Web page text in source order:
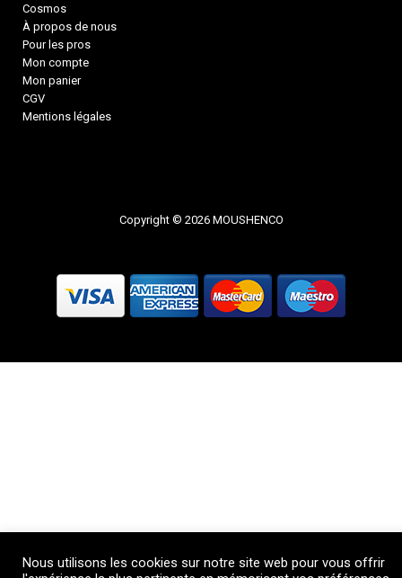
Cosmos
À propos de nous
Pour les pros
Mon compte
Mon panier
CGV
Mentions légales
Copyright © 2026 MOUSHENCO
Nous utilisons les cookies sur notre site web pour vous offrir